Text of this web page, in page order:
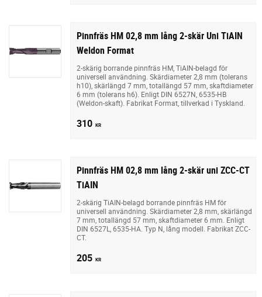
Pinnfräs HM 02,8 mm lång 2-skär Uni TiAIN
Weldon Format
2-skärig borrande pinnfräs HM, TiAIN-belagd för
universell användning. Skärdiameter 2,8 mm (tolerans
h10), skärlängd 7 mm, totallängd 57 mm, skaftdiameter
6 mm (tolerans h6). Enligt DIN 6527N, 6535-HB
(Weldon-skaft). Fabrikat Format, tillverkad i Tyskland.
310 KR
Pinnfräs HM 02,8 mm lång 2-skär uni ZCC-CT
TiAIN
2-skärig TiAIN-belagd borrande pinnfräs HM för
universell användning. Skärdiameter 2,8 mm, skärlängd
7 mm, totallängd 57 mm, skaftdiameter 6 mm. Enligt
DIN 6527L, 6535-HA. Typ N, lång modell. Fabrikat ZCC-
CT.
205 KR